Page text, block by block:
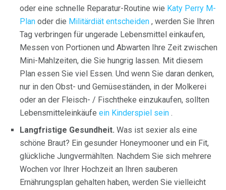
oder eine schnelle Reparatur-Routine wie Katy Perry M-
Plan oder die Militärdiät entscheiden , werden Sie Ihren
Tag verbringen für ungerade Lebensmittel einkaufen,
Messen von Portionen und Abwarten Ihre Zeit zwischen
Mini-Mahlzeiten, die Sie hungrig lassen. Mit diesem
Plan essen Sie viel Essen. Und wenn Sie daran denken,
nur in den Obst- und Gemüseständen, in der Molkerei
oder an der Fleisch- / Fischtheke einzukaufen, sollten
Lebensmitteleinkäufe ein Kinderspiel sein .
Langfristige Gesundheit. Was ist sexier als eine
schöne Braut? Ein gesunder Honeymooner und ein Fit,
glückliche Jungvermählten. Nachdem Sie sich mehrere
Wochen vor Ihrer Hochzeit an Ihren sauberen
Ernährungsplan gehalten haben, werden Sie vielleicht